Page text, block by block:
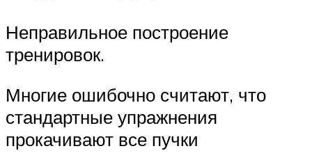
Неправильное построение
тренировок.
Многие ошибочно считают, что
стандартные упражнения
прокачивают все пучки